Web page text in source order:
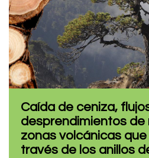
Caída de ceniza,
desprendimientos
zonas volcánicas
través de los anillos